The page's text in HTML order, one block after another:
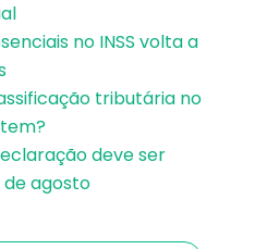
no INSS volta a
tributária no
deve ser
de agosto